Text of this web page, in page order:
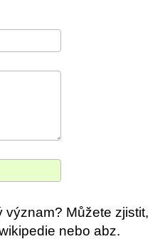
význam? Můžete zjistit,
nebo abz.